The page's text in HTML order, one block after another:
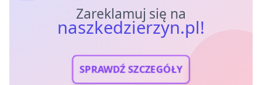
Zareklamuj się na
naszkedzierzyn.pl!
SPRAWDŹ SZCZEGÓŁY